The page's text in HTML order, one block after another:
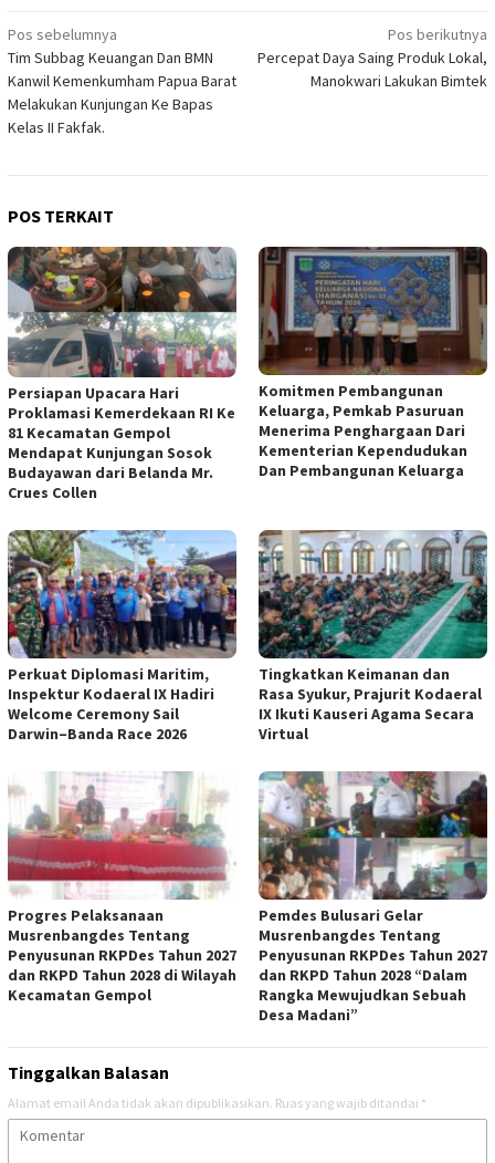
Navigasi
pos
Pos sebelumnya
Tim Subbag Keuangan Dan BMN
Kanwil Kemenkumham Papua Barat
Melakukan Kunjungan Ke Bapas
Kelas II Fakfak.
Pos berikutnya
Percepat Daya Saing Produk Lokal,
Manokwari Lakukan Bimtek
POS TERKAIT
Persiapan Upacara Hari
Proklamasi Kemerdekaan RI Ke
81 Kecamatan Gempol
Mendapat Kunjungan Sosok
Budayawan dari Belanda Mr.
Crues Collen
Komitmen Pembangunan
Keluarga, Pemkab Pasuruan
Menerima Penghargaan Dari
Kementerian Kependudukan
Dan Pembangunan Keluarga
Perkuat Diplomasi Maritim,
Inspektur Kodaeral IX Hadiri
Welcome Ceremony Sail
Darwin–Banda Race 2026
Tingkatkan Keimanan dan
Rasa Syukur, Prajurit Kodaeral
IX Ikuti Kauseri Agama Secara
Virtual
Progres Pelaksanaan
Musrenbangdes Tentang
Penyusunan RKPDes Tahun 2027
dan RKPD Tahun 2028 di Wilayah
Kecamatan Gempol
Pemdes Bulusari Gelar
Musrenbangdes Tentang
Penyusunan RKPDes Tahun 2027
dan RKPD Tahun 2028 “Dalam
Rangka Mewujudkan Sebuah
Desa Madani”
Tinggalkan Balasan
Alamat email Anda tidak akan dipublikasikan. Ruas yang wajib ditandai *